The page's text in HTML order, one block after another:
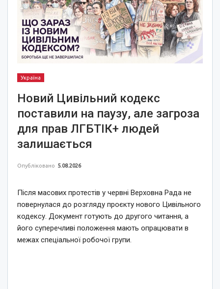
Україна
Новий Цивільний кодекс
поставили на паузу, але загроза
для прав ЛГБТІК+ людей
залишається
Опубліковано 5.08.2026
Після масових протестів у червні Верховна Рада не
повернулася до розгляду проєкту нового Цивільного
кодексу. Документ готують до другого читання, а
його суперечливі положення мають опрацювати в
межах спеціальної робочої групи.